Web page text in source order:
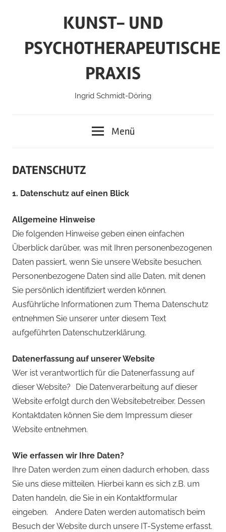
KUNST- UND
PSYCHOTHERAPEUTISCHE
PRAXIS
Ingrid Schmidt-Döring
Menü
DATENSCHUTZ
1. Datenschutz auf einen Blick
Allgemeine Hinweise
Die folgenden Hinweise geben einen einfachen
Überblick darüber, was mit Ihren personenbezogenen
Daten passiert, wenn Sie unsere Website besuchen.
Personenbezogene Daten sind alle Daten, mit denen
Sie persönlich identifiziert werden können.
Ausführliche Informationen zum Thema Datenschutz
entnehmen Sie unserer unter diesem Text
aufgeführten Datenschutzerklärung.
Datenerfassung auf unserer Website
Wer ist verantwortlich für die Datenerfassung auf
dieser Website? Die Datenverarbeitung auf dieser
Website erfolgt durch den Websitebetreiber. Dessen
Kontaktdaten können Sie dem Impressum dieser
Website entnehmen.
Wie erfassen wir Ihre Daten?
Ihre Daten werden zum einen dadurch erhoben, dass
Sie uns diese mitteilen. Hierbei kann es sich z.B. um
Daten handeln, die Sie in ein Kontaktformular
eingeben. Andere Daten werden automatisch beim
Besuch der Website durch unsere IT-Systeme erfasst.